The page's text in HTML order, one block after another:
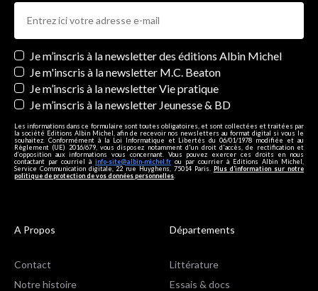
Newsletters
Je m’inscris à la newsletter des éditions Albin Michel
Je m'inscris à la newsletter M.C. Beaton
Je m’inscris à la newsletter Vie pratique
Je m’inscris à la newsletter Jeunesse & BD
Les informations dans ce formulaire sont toutes obligatoires, et sont collectées et traitées par
la société Editions Albin Michel, afin de recevoir nos newsletters au format digital si vous le
souhaitez. Conformément à la Loi Informatique et Libertés du 06/01/1978 modifiée et au
Règlement (UE) 2016/679, vous disposez notamment d'un droit d'accès, de rectification et
d’opposition aux informations vous concernant. Vous pouvez exercer ces droits en nous
contactant par courriel à info-site@albin-michel.fr ou par courrier à Editions Albin Michel,
Service Communication digitale, 22 rue Huyghens, 75014 Paris. Plus d’information sur notre
politique de protection de vos données personnelles
A Propos
Contact
Notre histoire
Départements
Littérature
Essais & docs